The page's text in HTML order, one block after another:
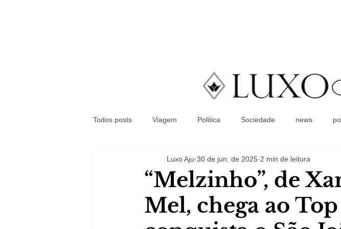
Todos posts Viagem Politica Sociedade news
“Melzinho”, de
Mel, chega ao
Luxo Aju 30 de jun. de 2025 2 min de leitura